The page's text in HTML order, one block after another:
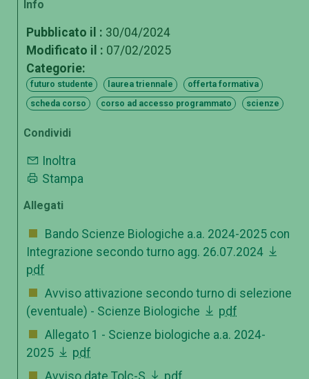
Info
Pubblicato il : 30/04/2024
Modificato il : 07/02/2025
Categorie:
futuro studente laurea triennale
offerta formativa
scheda corso
corso ad accesso programmato scienze
Condividi
Inoltra
Stampa
Allegati
Bando Scienze Biologiche a.a. 2024-2025 con
Integrazione secondo turno agg. 26.07.2024
pdf
Avviso attivazione secondo turno di selezione
(eventuale) - Scienze Biologiche
pdf
Allegato 1 - Scienze biologiche a.a. 2024-
2025
pdf
Avviso date Tolc-S
pdf